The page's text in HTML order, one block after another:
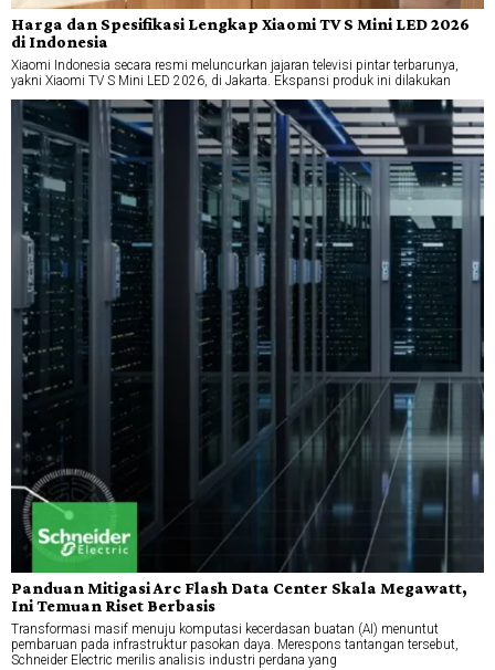
Harga dan Spesifikasi Lengkap Xiaomi TV S Mini LED 2026
di Indonesia
Xiaomi Indonesia secara resmi meluncurkan jajaran televisi pintar terbarunya,
yakni Xiaomi TV S Mini LED 2026, di Jakarta. Ekspansi produk ini dilakukan
Panduan Mitigasi Arc Flash Data Center Skala Megawatt,
Ini Temuan Riset Berbasis
Transformasi masif menuju komputasi kecerdasan buatan (AI) menuntut
pembaruan pada infrastruktur pasokan daya. Merespons tantangan tersebut,
Schneider Electric merilis analisis industri perdana yang